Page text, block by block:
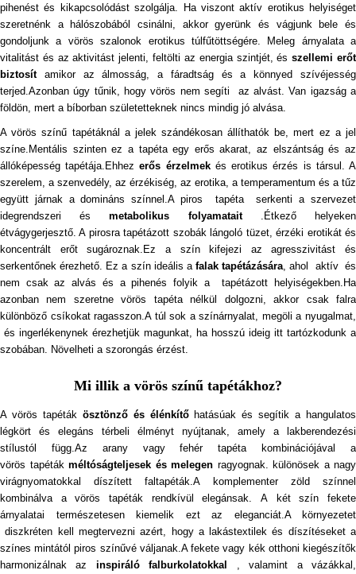
pihenést és kikapcsolódást szolgálja. Ha viszont aktív erotikus helyiséget
szeretnénk a hálószobából csinálni, akkor gyerünk és vágjunk bele és
gondoljunk a vörös szalonok erotikus túlfűtöttségére. Meleg árnyalata a
vitalitást és az aktivitást jelenti, feltölti az energia szintjét, ésszellemi erőt
biztosít
amikor az álmosság, a fáradtság és a könnyed szívéjesség
terjed.Azonban úgy tűnik, hogy vörös nem segíti az alvást. Van igazság a
földön, mert a bíborban születetteknek nincs mindig jó alvása.
A vörös színű tapétáknál a jelek szándékosan állíthatók be, mert ez a jel
színe.Mentális szinten ez a tapéta egy erős akarat, az elszántság és az
állóképesség tapétája.Ehhezerős érzelmekés erotikus érzés is társul. A
szerelem, a szenvedély, az érzékiség, az erotika, a temperamentum és a tűz
együtt járnak a domináns színnel.A piros tapéta serkenti a szervezet
idegrendszeri ésmetabolikus folyamatait.Étkező helyeken
étvágygerjesztő. A pirosra tapétázott szobák lángoló tüzet, érzéki erotikát és
koncentrált erőt sugároznak.Ez a szín kifejezi az agresszivitást és
serkentőnek érezhető. Ez a szín ideális afalaktapétázására , ahol aktív és
nem csak az alvás és a pihenés folyik a tapétázott helyiségekben.Ha
azonban nem szeretne vörös tapéta nélkül dolgozni, akkor csak falra
különböző csíkokat ragasszon.A túl sok a színárnyalat, megöli a nyugalmat,
és ingerlékenynek érezhetjük magunkat, ha hosszú ideig itt tartózkodunk a
szobában. Növelheti a szorongás érzést.
Mi illik a vörös színű tapétákhoz?
A vörös tapéták ösztönző és élénkítőhatásúak és segítik a hangulatos
légkört és elegáns térbeli élményt nyújtanak, amely a lakberendezési
stílustól függ.Az arany vagy fehér tapéta kombinációjával a
vörös tapéták méltóságteljesek és melegen ragyognak. különösek a nagy
virágnyomatokkal díszített faltapéták.A komplementer zöld színnel
kombinálva a vörös tapéták rendkívül elegánsak. A két szín fekete
árnyalatai természetesen kiemelik ezt az eleganciát.A környezetet
diszkréten kell megtervezni azért, hogy a lakástextilek és díszítéseket a
színes mintától piros színűvé váljanak.A fekete vagy kék otthoni kiegészítők
harmonizálnak az inspiráló falburkolatokkal , valamint a vázákkal,